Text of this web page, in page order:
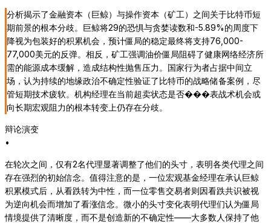
分析揭示了金融资本（巨鲸）与操作资本（矿工）之间关于比特币短
期前景的根本分歧。巨鲸将29的恐惧与贪婪读数和-5.89%的周度下
降视为包装好的积累机会，预计僵局的稳定最终将支持76,000-
77,000美元的反弹。相反，矿工强调油价僵局阻碍了健康网络经济所
需的能源成本缓解，造成结构性抛售压力。国家行为者占据中间立
场，认为持续的地缘政治不确定性验证了比特币的战略储备案例，尽
管短期技术疲软。机构经理在当前超卖状态是否���表战术机会或
向长期宏观阻力的根本转变上仍存在分歧。
辩论演变
•
在轮次之间，仅有2名代理显著调整了他们的头寸，表明各类代理之间
存在强烈的初始信念。值得注意的是，一位宏观基金经理在承认巨鲸
积累模式后，从看跌转为中性，而一位零售交易者则因看跌共识被视
为逆向机会而增加了看涨信念。微小的头寸变化表明代理们认为僵局
情境提供了清晰度，而不是创造新的不确定性——大多数人保持了他